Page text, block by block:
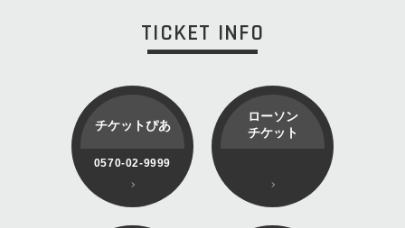
TICKET INFO
チケットぴあ
0570-02-9999
ローソン
チケット